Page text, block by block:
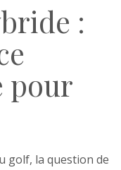
:
pour
golf, la question de